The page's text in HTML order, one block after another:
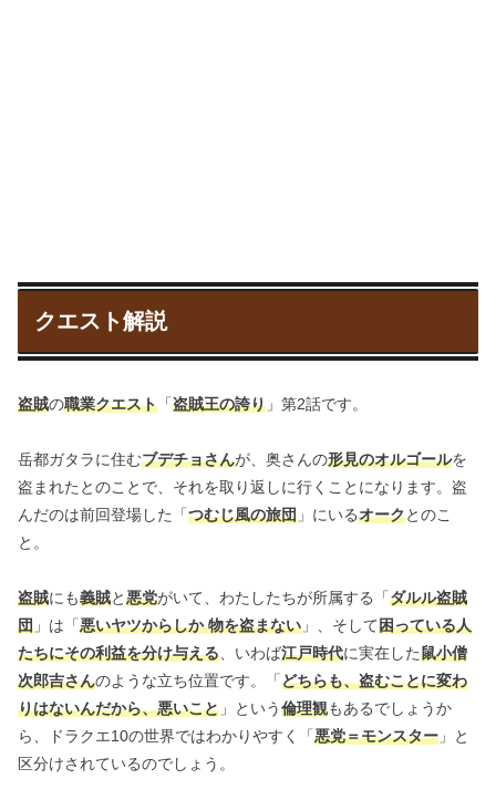
クエスト解説
盗賊の職業クエスト 「盗賊王の誇り 」第2話です。
岳都ガタラに住むブデチョさんが、奥さんの形見のオルゴールを
盗まれたとのことで、それを取り返しに行くことになります。盗
んだのは前回登場した「つむじ風の旅団 」にいるオークとのこ
と。
盗賊にも義賊と悪党がいて、わたしたちが所属する「ダルル盗賊
団 」は「悪いヤツからしか 物を盗まない 」、そして困っている人
たちにその利益を分け与える、いわば江戸時代に実在した鼠小僧
次郎吉さんのような立ち位置です。「どちらも、盗むことに変わ
りはないんだから、悪いこと 」という倫理観もあるでしょうか
ら、ドラクエ10の世界ではわかりやすく「悪党＝モンスター 」と
区分けされているのでしょう。